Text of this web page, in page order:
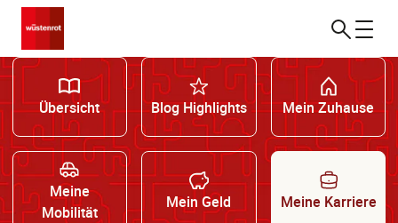
Übersicht Blog Highlights Mein Zuhause
Meine
Mobilität
Mein Geld Meine Karriere